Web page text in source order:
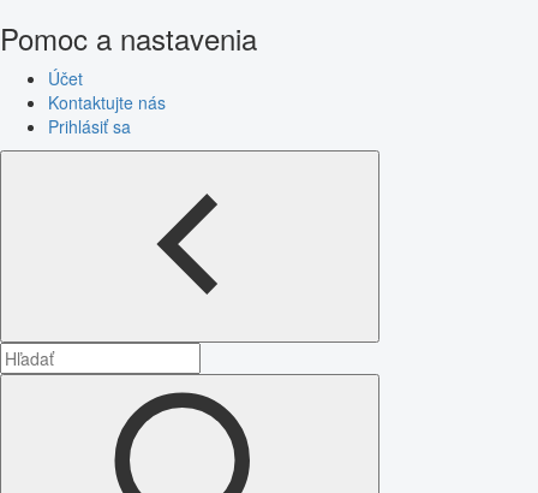
Pomoc a nastavenia
Účet
Kontaktujte nás
Prihlásiť sa